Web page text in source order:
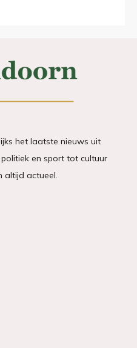
het laatste nieuws uit
en sport tot cultuur
altijd actueel.